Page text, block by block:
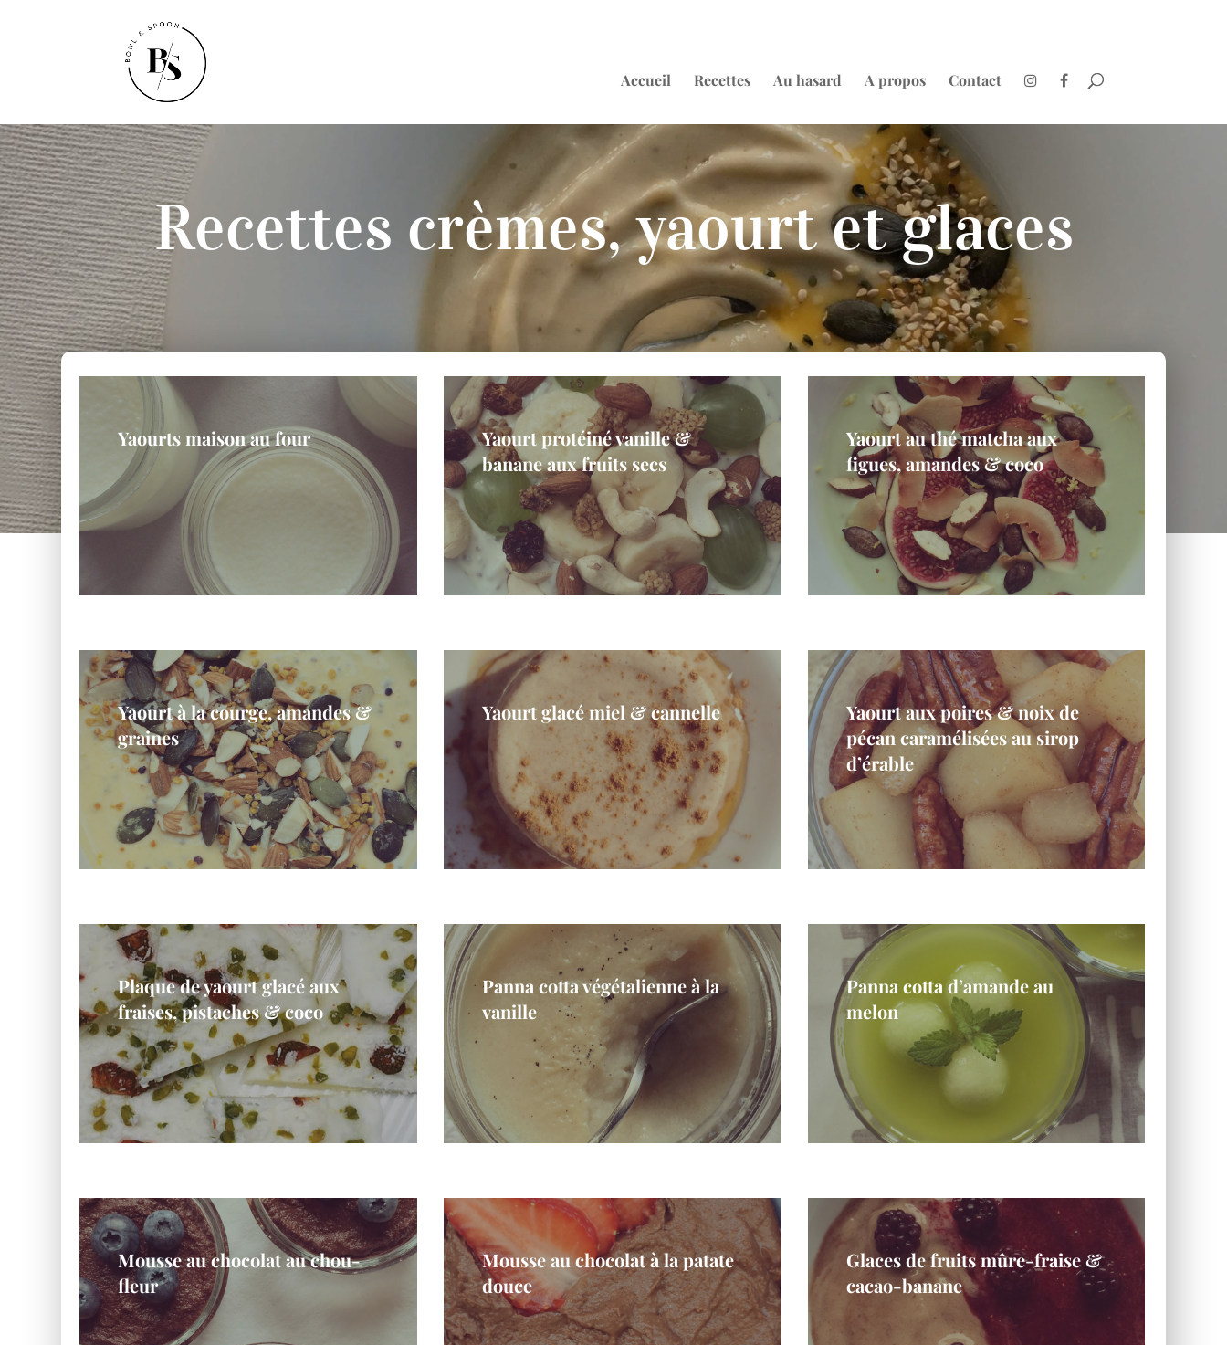
Accueil Recettes Au hasard A propos Contact
Recettes crèmes, yaourt et glaces
Yaourts maison au four
Yaourt protéiné vanille &
banane aux fruits secs
Yaourt au thé matcha aux
figues, amandes & coco
Yaourt à la courge, amandes &
graines
Yaourt glacé miel & cannelle
Yaourt aux poires & noix de
pécan caramélisées au sirop
d’érable
Plaque de yaourt glacé aux
fraises, pistaches & coco
Panna cotta végétalienne à la
vanille
Panna cotta d’amande au
melon
Mousse au chocolat au chou-
fleur
Mousse au chocolat à la patate
douce
Glaces de fruits mûre-fraise &
cacao-banane